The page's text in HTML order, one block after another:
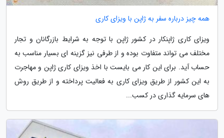
همه چیز درباره سفر به ژاپن با ویزای کاری
ویزای کاری ژاپنکار در کشور ژاپن با توجه به شرایط بازرگانان و تجار
مختلف می تواند متفاوت بوده و از طرفی نیز گزینه ای بسیار مناسب به
حساب آید. برای این کار می بایست با اخذ ویزای کاری ژاپن و مهاجرت
به این کشور از طریق ویزای کاری به فعالیت پرداخته و از طریق روش
های سرمایه گذاری در کسب...